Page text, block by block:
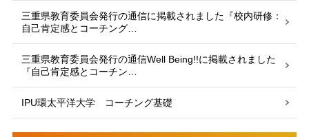
三重県教育委員会発行の通信に掲載されました『校内研修：
自己肯定感とコーチング…
三重県教育委員会発行の通信Well Being!!に掲載されました
『自己肯定感とコーチン…
IPU環太平洋大学 コーチング基礎